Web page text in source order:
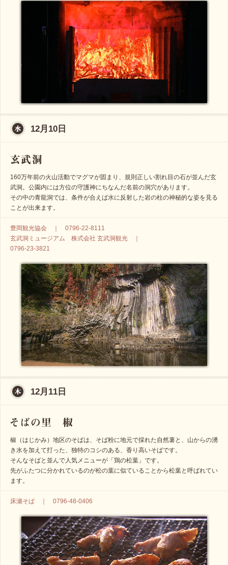
12月10日
160万年前の火山活動でマグマが固まり、規則正しい割れ目の石が並んだ玄
武洞。公園内には方位の守護神にちなんだ名前の洞穴があります。
その中の青龍洞では、条件が合えば水に反射した岩の柱の神秘的な姿を見る
ことが出来ます。
豊岡観光協会 ｜ 0796-22-8111
玄武洞ミュージアム 株式会社 玄武洞観光 ｜
0796-23-3821
12月11日
椒（はじかみ）地区のそばは、そば粉に地元で採れた自然薯と、山からの湧
き水を加えて打った、独特のコシのある、香り高いそばです。
そんなそばと並んで人気メニューが「鶏の松葉」です。
先がふたつに分かれているのが松の葉に似ていることから松葉と呼ばれてい
ます。
床瀬そば ｜ 0796-48-0406